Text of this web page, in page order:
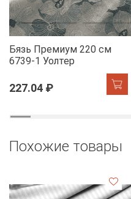
Бязь Премиум 220 см
6739-1 Уолтер
227.04 ₽
Похожие товары